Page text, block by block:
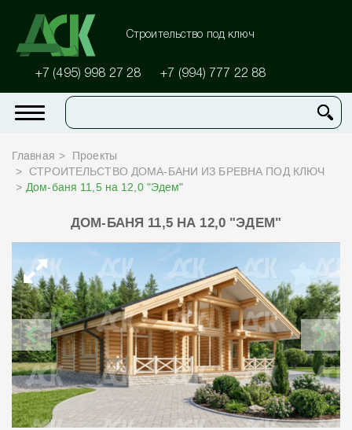
Строительство под ключ
+7 (495) 998 27 28 +7 (994) 777 22 88
Главная
Проекты
СТРОИТЕЛЬСТВО ДОМА-БАНИ ИЗ БРЕВНА ПОД КЛЮЧ
Дом-баня 11,5 на 12,0 "Эдем"
ДОМ-БАНЯ 11,5 НА 12,0 "ЭДЕМ"